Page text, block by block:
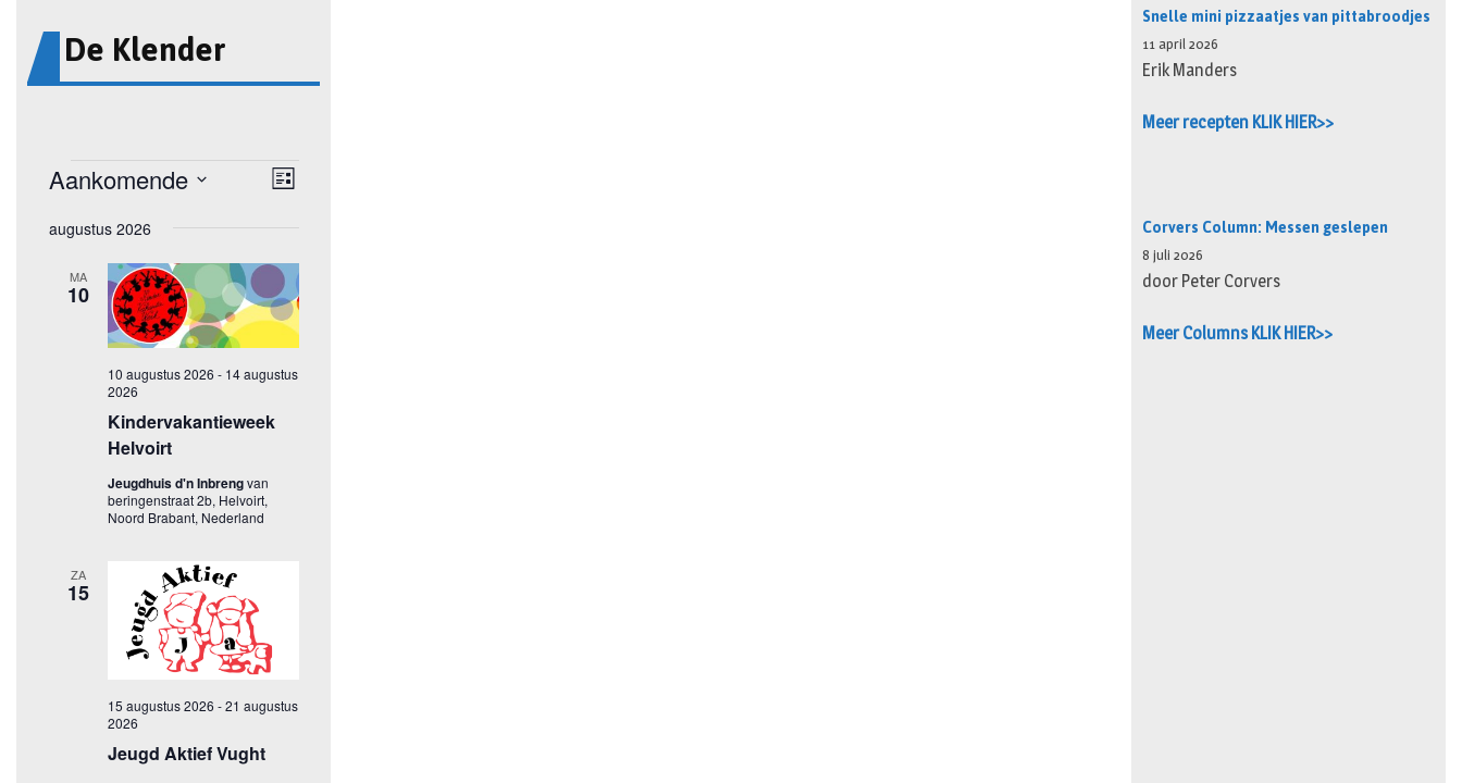
De Klender
Snelle mini pizzaatjes van pittabroodjes
11 april 2026
Erik Manders
Meer recepten KLIK HIER>>
Corvers Column: Messen geslepen
8 juli 2026
door Peter Corvers
Meer Columns KLIK HIER>>